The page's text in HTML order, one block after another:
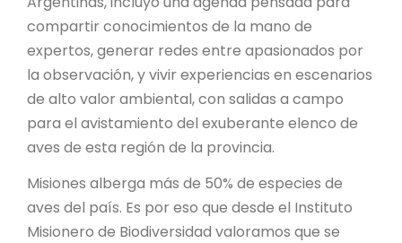
compartir conocimientos de la mano de
expertos, generar redes entre apasionados por
la observación, y vivir experiencias en escenarios
de alto valor ambiental, con salidas a campo
para el avistamiento del exuberante elenco de
aves de esta región de la provincia.
Misiones alberga más de 50% de especies de
aves del país. Es por eso que desde el Instituto
Misionero de Biodiversidad valoramos que se